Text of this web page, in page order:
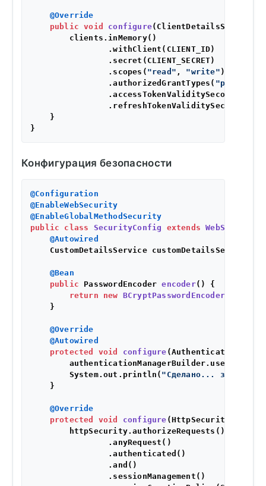
@Override
public
void configure
        clients.inMemory()
                .withClient(CLIENT_ID)
                .secret(CLIENT_SECRET)
                .scopes(
"read" , "write" )
                .authorizedGrantTypes(
"password"
                .accessTokenValiditySeconds(
                .refreshTokenValiditySeconds(
    }
Конфигурация безопасности
@Configuration
@EnableWebSecurity
@EnableGlobalMethodSecurity
public
class SecurityConfig extends
@Autowired
    CustomDetailsService customDetailsService;
@Bean
public PasswordEncoder encoder()
{
return
new BCryptPasswordEncoder
    }
@Override
@Autowired
protected
void configure
        System.out.println(
"Сделано...
    }
@Override
protected
void configure (HttpSecurity
        httpSecurity.authorizeRequests()
                .anyRequest()
                .authenticated()
                .and()
                .sessionManagement()